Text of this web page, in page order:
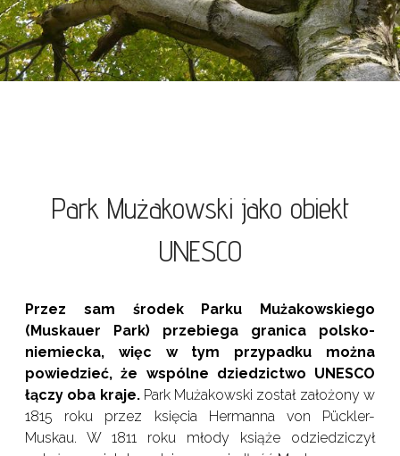
Park Mużakowski jako obiekt
UNESCO
Przez sam środek Parku Mużakowskiego
(Muskauer Park) przebiega granica polsko-
niemiecka, więc w tym przypadku można
powiedzieć, że wspólne dziedzictwo UNESCO
łączy oba kraje.Park Mużakowski został założony w
1815 roku przez księcia Hermanna von Pückler-
Muskau. W 1811 roku młody książe odziedziczył